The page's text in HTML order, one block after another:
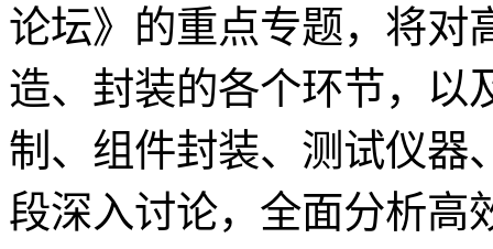
论坛》的重点专题，将对
造、封装的各个环节，以
制、组件封装、测试仪器
段深入讨论，全面分析高